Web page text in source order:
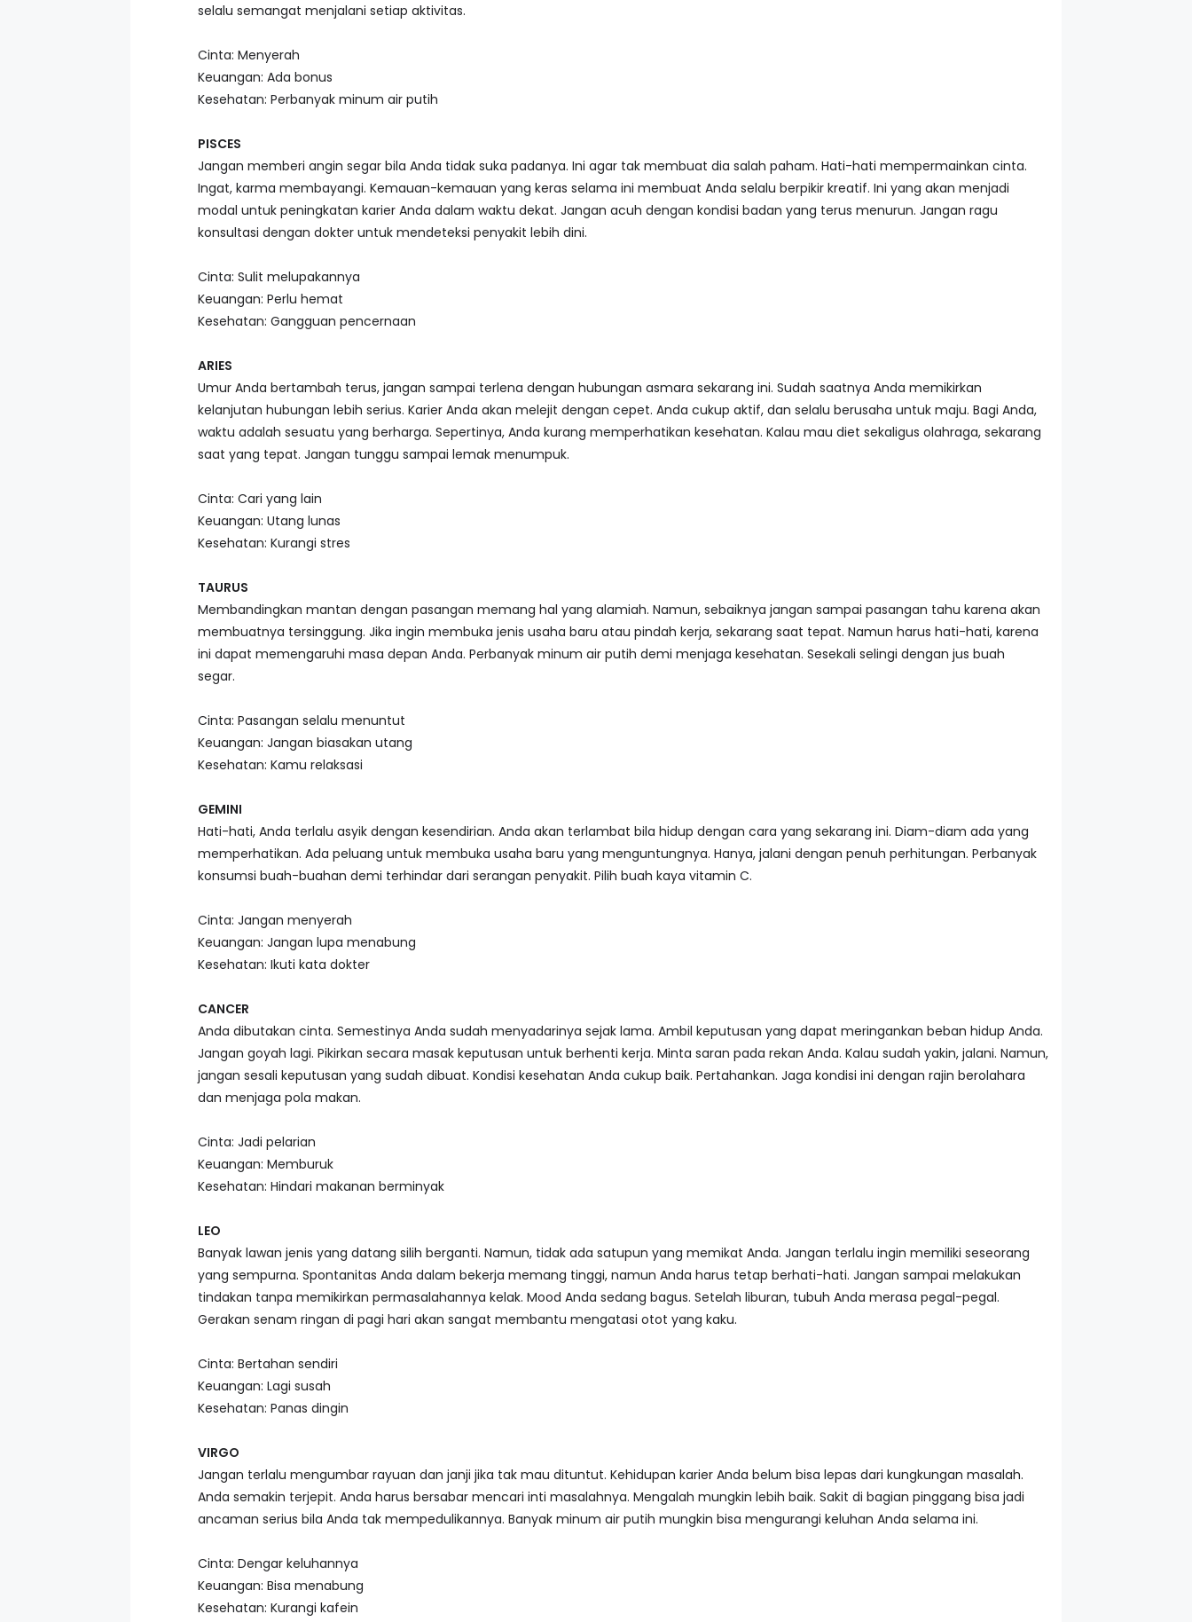
selalu semangat menjalani setiap aktivitas.
Cinta: Menyerah
Keuangan: Ada bonus
Kesehatan: Perbanyak minum air putih
PISCES
Jangan memberi angin segar bila Anda tidak suka padanya. Ini agar tak membuat dia salah paham. Hati-hati mempermainkan cinta.
Ingat, karma membayangi. Kemauan-kemauan yang keras selama ini membuat Anda selalu berpikir kreatif. Ini yang akan menjadi
modal untuk peningkatan karier Anda dalam waktu dekat. Jangan acuh dengan kondisi badan yang terus menurun. Jangan ragu
konsultasi dengan dokter untuk mendeteksi penyakit lebih dini.
Cinta: Sulit melupakannya
Keuangan: Perlu hemat
Kesehatan: Gangguan pencernaan
ARIES
Umur Anda bertambah terus, jangan sampai terlena dengan hubungan asmara sekarang ini. Sudah saatnya Anda memikirkan
kelanjutan hubungan lebih serius. Karier Anda akan melejit dengan cepet. Anda cukup aktif, dan selalu berusaha untuk maju. Bagi Anda,
waktu adalah sesuatu yang berharga. Sepertinya, Anda kurang memperhatikan kesehatan. Kalau mau diet sekaligus olahraga, sekarang
saat yang tepat. Jangan tunggu sampai lemak menumpuk.
Cinta: Cari yang lain
Keuangan: Utang lunas
Kesehatan: Kurangi stres
TAURUS
Membandingkan mantan dengan pasangan memang hal yang alamiah. Namun, sebaiknya jangan sampai pasangan tahu karena akan
membuatnya tersinggung. Jika ingin membuka jenis usaha baru atau pindah kerja, sekarang saat tepat. Namun harus hati-hati, karena
ini dapat memengaruhi masa depan Anda. Perbanyak minum air putih demi menjaga kesehatan. Sesekali selingi dengan jus buah
segar.
Cinta: Pasangan selalu menuntut
Keuangan: Jangan biasakan utang
Kesehatan: Kamu relaksasi
GEMINI
Hati-hati, Anda terlalu asyik dengan kesendirian. Anda akan terlambat bila hidup dengan cara yang sekarang ini. Diam-diam ada yang
memperhatikan. Ada peluang untuk membuka usaha baru yang menguntungnya. Hanya, jalani dengan penuh perhitungan. Perbanyak
konsumsi buah-buahan demi terhindar dari serangan penyakit. Pilih buah kaya vitamin C.
Cinta: Jangan menyerah
Keuangan: Jangan lupa menabung
Kesehatan: Ikuti kata dokter
CANCER
Anda dibutakan cinta. Semestinya Anda sudah menyadarinya sejak lama. Ambil keputusan yang dapat meringankan beban hidup Anda.
Jangan goyah lagi. Pikirkan secara masak keputusan untuk berhenti kerja. Minta saran pada rekan Anda. Kalau sudah yakin, jalani. Namun,
jangan sesali keputusan yang sudah dibuat. Kondisi kesehatan Anda cukup baik. Pertahankan. Jaga kondisi ini dengan rajin berolahara
dan menjaga pola makan.
Cinta: Jadi pelarian
Keuangan: Memburuk
Kesehatan: Hindari makanan berminyak
LEO
Banyak lawan jenis yang datang silih berganti. Namun, tidak ada satupun yang memikat Anda. Jangan terlalu ingin memiliki seseorang
yang sempurna. Spontanitas Anda dalam bekerja memang tinggi, namun Anda harus tetap berhati-hati. Jangan sampai melakukan
tindakan tanpa memikirkan permasalahannya kelak. Mood Anda sedang bagus. Setelah liburan, tubuh Anda merasa pegal-pegal.
Gerakan senam ringan di pagi hari akan sangat membantu mengatasi otot yang kaku.
Cinta: Bertahan sendiri
Keuangan: Lagi susah
Kesehatan: Panas dingin
VIRGO
Jangan terlalu mengumbar rayuan dan janji jika tak mau dituntut. Kehidupan karier Anda belum bisa lepas dari kungkungan masalah.
Anda semakin terjepit. Anda harus bersabar mencari inti masalahnya. Mengalah mungkin lebih baik. Sakit di bagian pinggang bisa jadi
ancaman serius bila Anda tak mempedulikannya. Banyak minum air putih mungkin bisa mengurangi keluhan Anda selama ini.
Cinta: Dengar keluhannya
Keuangan: Bisa menabung
Kesehatan: Kurangi kafein